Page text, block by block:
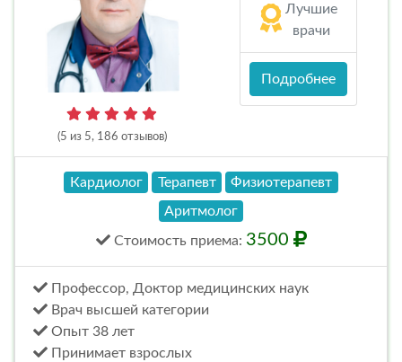
(5 из 5, 186 отзывов)
Лучшие
врачи
Подробнее
Кардиолог Терапевт
Физиотерапевт
Аритмолог
Стоимость приема: 3500
Профессор, Доктор медицинских наук
Врач высшей категории
Опыт 38 лет
Принимает взрослых